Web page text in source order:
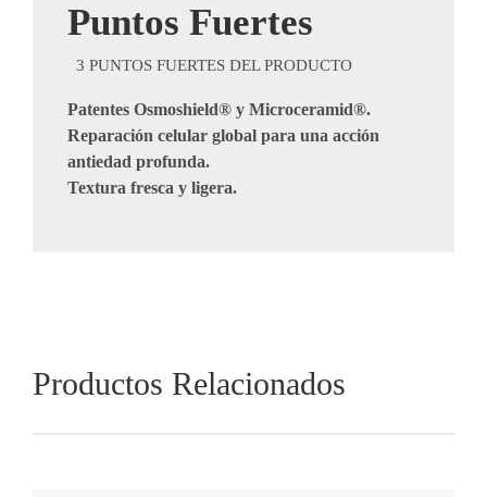
Puntos Fuertes
3 PUNTOS ​FUERTES DEL PRODUCTO
Patentes Osmoshield® y Microceramid®.
Reparación celular global para una acción
antiedad profunda.
Textura fresca y ligera.
Productos Relacionados